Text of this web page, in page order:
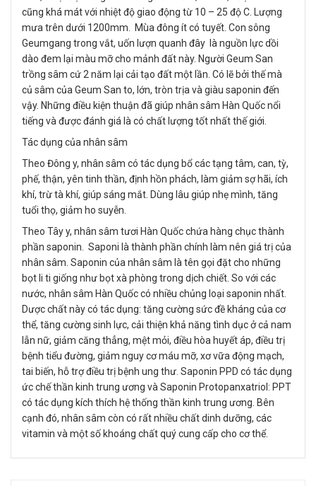
cũng khá mát với nhiệt độ giao động từ 10 – 25 độ C. Lượng
mưa trên dưới 1200mm. Mùa đông ít có tuyết. Con sông
Geumgang trong vắt, uốn lượn quanh đây là nguồn lực dồi
dào đem lại màu mỡ cho mảnh đất này. Người Geum San
trồng sâm cứ 2 năm lại cải tạo đất một lần. Có lẽ bởi thế mà
củ sâm của Geum San to, lớn, tròn trịa và giàu saponin đến
vậy. Những điều kiện thuận đã giúp nhân sâm Hàn Quốc nổi
tiếng và được đánh giá là có chất lượng tốt nhất thế giới.
Tác dụng của nhân sâm
Theo Đông y, nhân sâm có tác dụng bổ các tạng tâm, can, tỳ,
phế, thận, yên tinh thần, định hồn phách, làm giảm sợ hãi, ích
khí, trừ tà khí, giúp sáng mắt. Dùng lâu giúp nhẹ mình, tăng
tuổi thọ, giảm ho suyễn.
Theo Tây y, nhân sâm tươi Hàn Quốc chứa hàng chục thành
phần saponin. Saponi là thành phần chính làm nên giá trị của
nhân sâm. Saponin của nhân sâm là tên gọi đặt cho những
bọt li ti giống như bọt xà phòng trong dịch chiết. So với các
nước, nhân sâm Hàn Quốc có nhiều chủng loại saponin nhất.
Dược chất này có tác dụng: tăng cường sức đề kháng của cơ
thể, tăng cường sinh lực, cải thiện khả năng tình dục ở cả nam
lẫn nữ, giảm căng thẳng, mệt mỏi, điều hòa huyết áp, điều trị
bệnh tiểu đường, giảm nguy cơ máu mỡ, xơ vữa động mạch,
tai biến, hỗ trợ điều trị bệnh ung thư. Saponin PPD có tác dụng
ức chế thần kinh trung ương và Saponin Protopanxatriol: PPT
có tác dụng kích thích hệ thống thần kinh trung ương. Bên
cạnh đó, nhân sâm còn có rất nhiều chất dinh dưỡng, các
vitamin và một số khoáng chất quý cung cấp cho cơ thể.